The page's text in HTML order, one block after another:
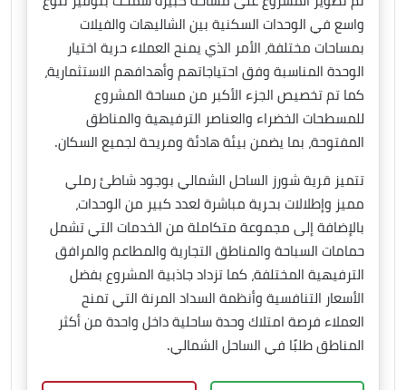
واسع في الوحدات السكنية بين الشاليهات والفيلات
بمساحات مختلفة، الأمر الذي يمنح العملاء حرية اختيار
الوحدة المناسبة وفق احتياجاتهم وأهدافهم الاستثمارية،
كما تم تخصيص الجزء الأكبر من مساحة المشروع
للمسطحات الخضراء والعناصر الترفيهية والمناطق
المفتوحة، بما يضمن بيئة هادئة ومريحة لجميع السكان.
تتميز قرية شورز الساحل الشمالي بوجود شاطئ رملي
مميز وإطلالات بحرية مباشرة لعدد كبير من الوحدات،
بالإضافة إلى مجموعة متكاملة من الخدمات التي تشمل
حمامات السباحة والمناطق التجارية والمطاعم والمرافق
الترفيهية المختلفة، كما تزداد جاذبية المشروع بفضل
الأسعار التنافسية وأنظمة السداد المرنة التي تمنح
العملاء فرصة امتلاك وحدة ساحلية داخل واحدة من أكثر
المناطق طلبًا في الساحل الشمالي.